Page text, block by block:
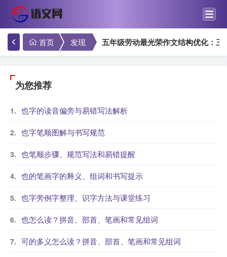
首页 发现 五年级劳动最光荣作文结构优化：三
为您推荐
也字的读音偏旁与易错写法解析
也字笔顺图解与书写规范
也笔顺步骤、规范写法和易错提醒
也的笔画字的释义、组词和书写提示
也字旁例字整理、识字方法与课堂练习
也怎么读？拼音、部首、笔画和常见组词
可的多义怎么读？拼音、部首、笔画和常见组词